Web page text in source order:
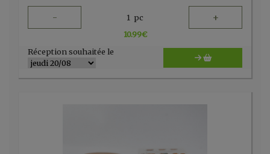
- 1 pc +
10.99€
Réception souhaitée le